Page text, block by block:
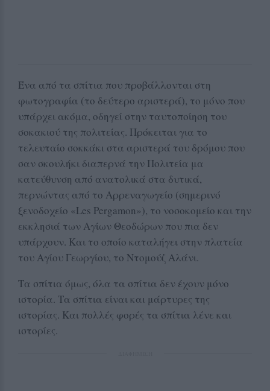
Ένα από τα σπίτια που προβάλλονται στη
φωτογραφία (το δεύτερο αριστερά), το μόνο που
υπάρχει ακόμα, οδηγεί στην ταυτοποίηση του
σοκακιού της πολιτείας. Πρόκειται για το
τελευταίο σοκκάκι στα αριστερά του δρόμου που
σαν σκουλήκι διαπερνά την Πολιτεία μα
κατεύθυνση από ανατολικά στα δυτικά,
περνώντας από το Αρρεναγωγείο (σημερινό
ξενοδοχείο «Les Pergamon»), το νοσοκομείο και την
εκκλησιά των Αγίων Θεοδώρων που πια δεν
υπάρχουν. Και το οποίο καταλήγει στην πλατεία
του Αγίου Γεωργίου, το Ντομούζ Αλάνι.
Τα σπίτια όμως, όλα τα σπίτια δεν έχουν μόνο
ιστορία. Τα σπίτια είναι και μάρτυρες της
ιστορίας. Και πολλές φορές τα σπίτια λένε και
ιστορίες.